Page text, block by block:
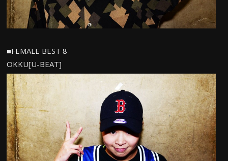
■FEMALE BEST 8
OKKU[U-BEAT]